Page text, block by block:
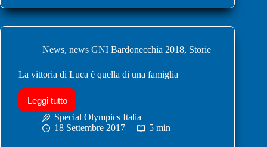
News, news GNI Bardonecchia 2018, Storie
La vittoria di Luca è quella di una famiglia
Leggi tutto
Special Olympics Italia
18 Settembre 2017
5 min